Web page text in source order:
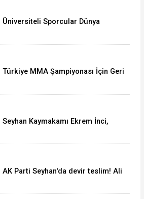
Üniversiteli Sporcular Dünya
Türkiye MMA Şampiyonası İçin Geri
Seyhan Kaymakamı Ekrem İnci,
AK Parti Seyhan'da devir teslim! Ali